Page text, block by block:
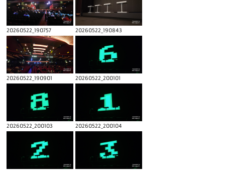
20260522_190757 20260522_190843
20260522_190901 20260522_200101
20260522_200103 20260522_200104